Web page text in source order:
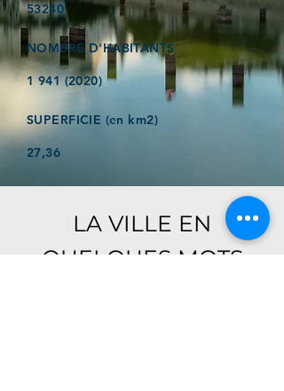
53240
NOMBRE D'HABITANTS
1 941 (2020)
SUPERFICIE (en km2)
27,36
LA VILLE EN
QUELQUES MOTS